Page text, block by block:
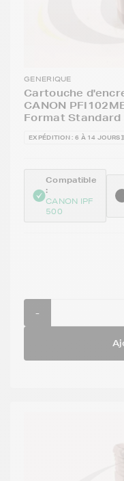
GENERIQUE
Cartouche
CANON
Format Standard
EXPÉDITION : 6 À 14 JOURS
Compatible
:
CANON IPF
500
-